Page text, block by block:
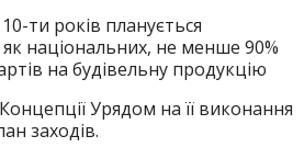
ти років планується
як національних, не менше 90%
на будівельну продукцію
Урядом на її виконання
заходів.